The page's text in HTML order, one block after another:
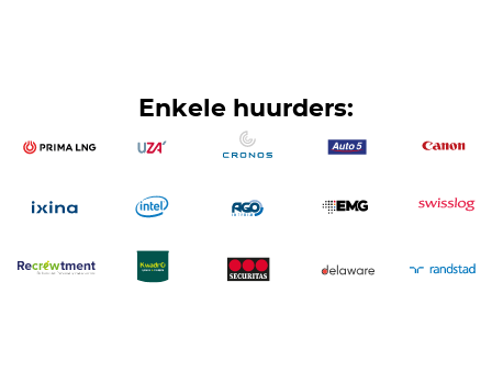
Enkele huurders: